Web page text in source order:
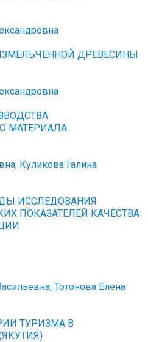
ДРЕВЕСИНЫ
МАТЕРИАЛА
Куликова Галина
ИССЛЕДОВАНИЯ
ПОКАЗАТЕЛЕЙ КАЧЕСТВА
Тотонова Елена
ТУРИЗМА В